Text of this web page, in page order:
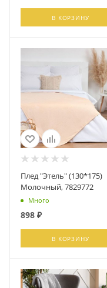
В КОРЗИНУ
Плед "Этель" (130*175)
Молочный, 7829772
Много
898 ₽
В КОРЗИНУ